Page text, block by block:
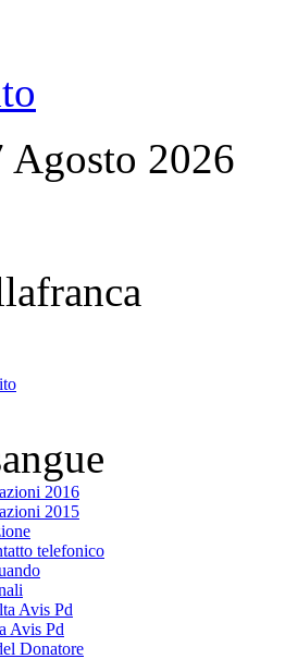
Agosto 2026
2016
2015
telefonico
Avis Pd
Avis Pd
Donatore